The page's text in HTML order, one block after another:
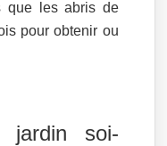
que les abris de
pour obtenir ou
soi-